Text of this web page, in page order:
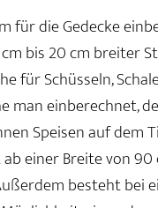
für die Gedecke
bis 20 cm breiter
für Schüsseln,
man einberechnet,
Speisen auf dem
einer Breite von
besteht bei